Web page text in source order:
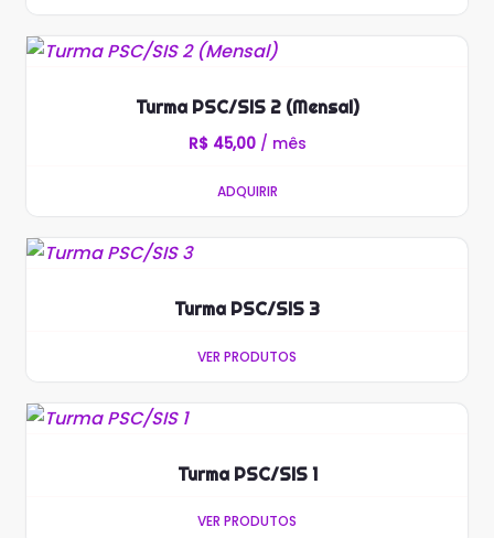
Turma PSC/SIS 2 (Mensal)
R$45,00 / mês
ADQUIRIR
Turma PSC/SIS 3
VER PRODUTOS
Turma PSC/SIS 1
VER PRODUTOS